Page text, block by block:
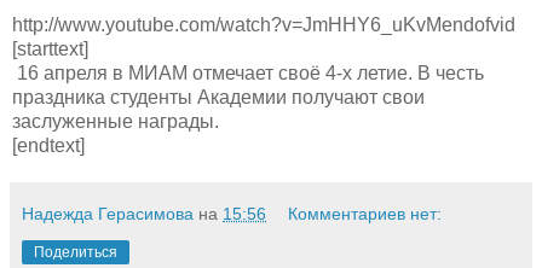
http://www.youtube.com/watch?v=JmHHY6_uKvMendofvid
[starttext]
16 апреля в МИАМ отмечает своё 4-х летие. В честь
праздника студенты Академии получают свои
заслуженные награды.
[endtext]
Надежда Герасимова на 15:56 Комментариев нет:
Поделиться